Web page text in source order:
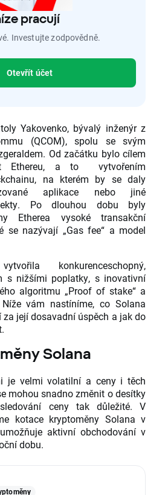
pracují
Investujte zodpovědně.
Otevřít účet
Yakovenko, bývalý inženýr z
(QCOM), spolu se svým
Od začátku bylo cílem
Ethereu, a to vytvořením
na kterém by se daly
aplikace nebo jiné
Po dlouhou dobu byly
Etherea vysoké transakční
se nazývají „Gas fee“ a model
konkurenceschopný,
s nižšími poplatky, s inovativní
algoritmu „Proof of stake“ a
vám nastíníme, co Solana
za její dosavadní úspěch a jak do
Solana
je velmi volatilní a ceny i těch
mohou snadno změnit o desítky
ceny tak důležité. V
kotace kryptoměny Solana v
aktivní obchodování v
dobu.